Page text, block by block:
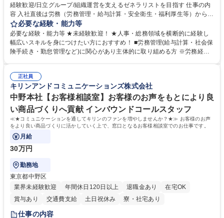
経験歓迎/日立グループ/組織運営を支えるゼネラリストを目指す 仕事の内
容 入社直後は労務（労務管理・給与計算・安全衛生・福利厚生等）からお
任せいたします。将来は総務・採用・教育業務へ守備範囲を広げ、組織運
営を支えるゼネラリストをめざせます。 ・初期業務：労働時間管理、給与
計算、社会保険対応、福利厚生管理、安全衛生、健康経営推進等をお任せ
します。ご経験に応じて、休職者管理など、幅広く経験を積んでいただき
幅広く経験を積みたい意欲がある方に最適な環境です。 募集職種 【総
務・人事】未経験歓迎/日立グループ/組織運営を支えるゼネラリストを目
指す
必要な経験・能力等
必要な経験・能力等 ★未経験歓迎！ ★人事・総務領域を横断的に経験し
幅広いスキルを身につけたい方におすすめ！ ■労務管理(給与計算・社会保
険手続き・勤怠管理など)に関心があり主体的に取り組める方 ※労務経験
のご経験 ■労務管理（給与計算・社会保険手続き・勤怠管理など）の経験
■衛生管理者の資格をお持ちの方 学歴・資格 学歴：大学院 大学 高専 短大
専修学校 高校 語学力： 資格：
正社員
キリンアンドコミュニケーションズ株式会社
中野本社【お客様相談室】お客様のお声をもとにより良
い商品づくりへ貢献 インバウンドコールスタッフ
≪★コミュニケーションを通してキリンのファンを増やしませんか？★≫ お客様のお声
をより良い商品づくりに活かしていく上で、窓口となるお客様相談室でのお仕事です。
月給
30万円
勤務地
東京都中野区
業界未経験歓迎
年間休日120日以上 退職金あり
在宅OK
賞与あり
交通費支給 土日祝休み 寮・社宅あり
仕事の内容